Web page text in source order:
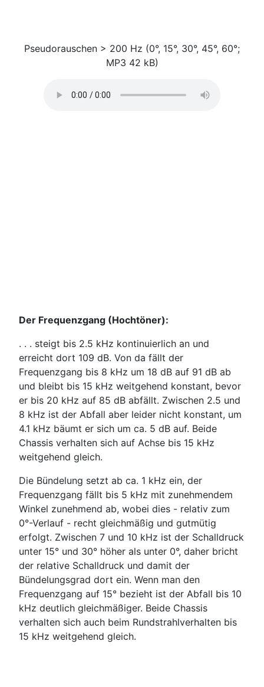
Pseudorauschen > 200 Hz (0°, 15°, 30°, 45°, 60°;
MP3 42 kB)
Der Frequenzgang (Hochtöner):
. . . steigt bis 2.5 kHz kontinuierlich an und
erreicht dort 109 dB. Von da fällt der
Frequenzgang bis 8 kHz um 18 dB auf 91 dB ab
und bleibt bis 15 kHz weitgehend konstant, bevor
er bis 20 kHz auf 85 dB abfällt. Zwischen 2.5 und
8 kHz ist der Abfall aber leider nicht konstant, um
4.1 kHz bäumt er sich um ca. 5 dB auf. Beide
Chassis verhalten sich auf Achse bis 15 kHz
weitgehend gleich.
Die Bündelung setzt ab ca. 1 kHz ein, der
Frequenzgang fällt bis 5 kHz mit zunehmendem
Winkel zunehmend ab, wobei dies - relativ zum
0°-Verlauf - recht gleichmäßig und gutmütig
erfolgt. Zwischen 7 und 10 kHz ist der Schalldruck
unter 15° und 30° höher als unter 0°, daher bricht
der relative Schalldruck und damit der
Bündelungsgrad dort ein. Wenn man den
Frequenzgang auf 15° bezieht ist der Abfall bis 10
kHz deutlich gleichmäßiger. Beide Chassis
verhalten sich auch beim Rundstrahlverhalten bis
15 kHz weitgehend gleich.